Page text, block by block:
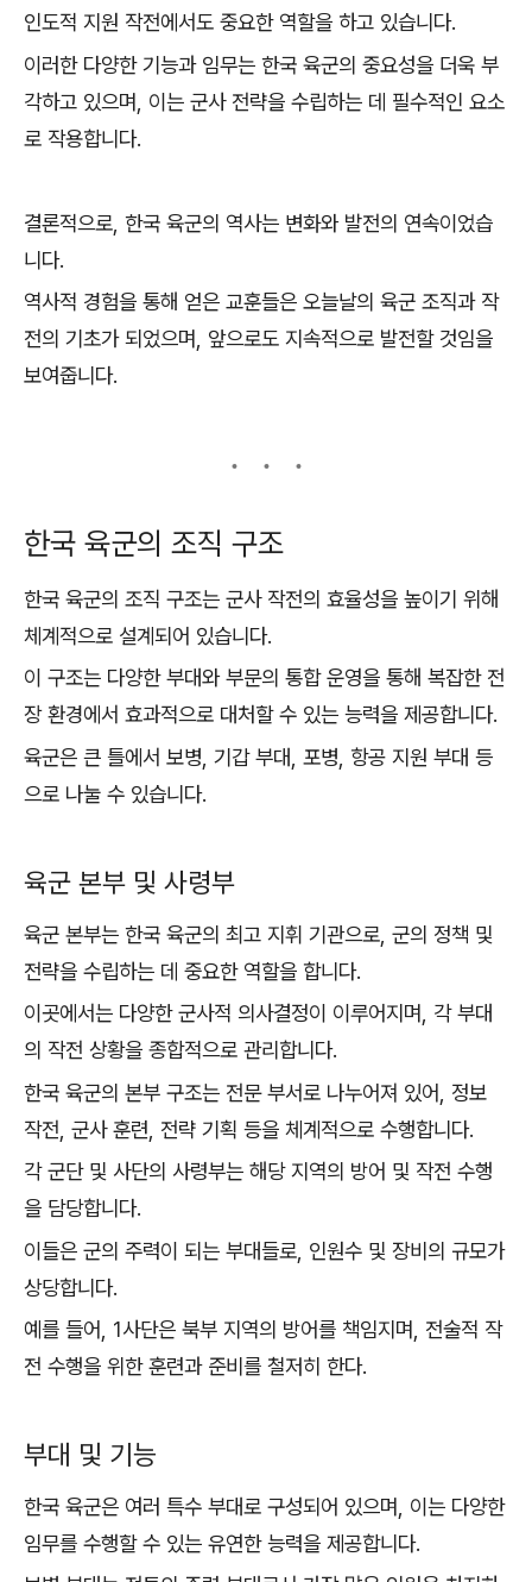
인도적 지원 작전에서도 중요한 역할을 하고 있습니다.
이러한 다양한 기능과 임무는 한국 육군의 중요성을 더욱 부
각하고 있으며, 이는 군사 전략을 수립하는 데 필수적인 요소
로 작용합니다.
결론적으로, 한국 육군의 역사는 변화와 발전의 연속이었습
니다.
역사적 경험을 통해 얻은 교훈들은 오늘날의 육군 조직과 작
전의 기초가 되었으며, 앞으로도 지속적으로 발전할 것임을
보여줍니다.
한국 육군의 조직 구조
한국 육군의 조직 구조는 군사 작전의 효율성을 높이기 위해
체계적으로 설계되어 있습니다.
이 구조는 다양한 부대와 부문의 통합 운영을 통해 복잡한 전
장 환경에서 효과적으로 대처할 수 있는 능력을 제공합니다.
육군은 큰 틀에서 보병, 기갑 부대, 포병, 항공 지원 부대 등
으로 나눌 수 있습니다.
육군 본부 및 사령부
육군 본부는 한국 육군의 최고 지휘 기관으로, 군의 정책 및
전략을 수립하는 데 중요한 역할을 합니다.
이곳에서는 다양한 군사적 의사결정이 이루어지며, 각 부대
의 작전 상황을 종합적으로 관리합니다.
한국 육군의 본부 구조는 전문 부서로 나누어져 있어, 정보
작전, 군사 훈련, 전략 기획 등을 체계적으로 수행합니다.
각 군단 및 사단의 사령부는 해당 지역의 방어 및 작전 수행
을 담당합니다.
이들은 군의 주력이 되는 부대들로, 인원수 및 장비의 규모가
상당합니다.
예를 들어, 1사단은 북부 지역의 방어를 책임지며, 전술적 작
전 수행을 위한 훈련과 준비를 철저히 한다.
부대 및 기능
한국 육군은 여러 특수 부대로 구성되어 있으며, 이는 다양한
임무를 수행할 수 있는 유연한 능력을 제공합니다.